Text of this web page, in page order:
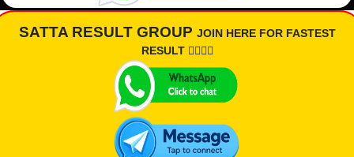
SATTA RESULT GROUP JOIN HERE FOR FASTEST
RESULT 👇🏾👇🏾